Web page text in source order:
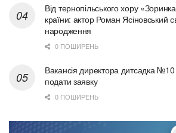
Від тернопільського хору
країни: актор Роман Ясіновський
народження
0 ПОШИРЕНЬ
Вакансія директора дитсадка
подати заявку
0 ПОШИРЕНЬ